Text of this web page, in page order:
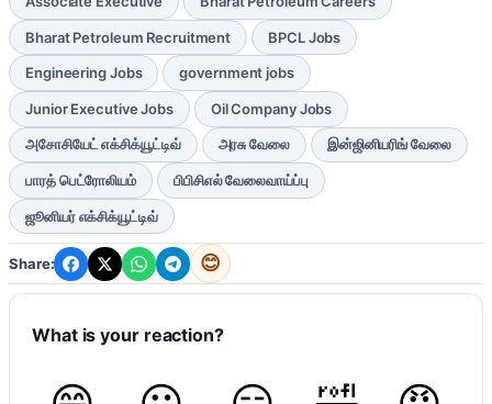
Bharat Petroleum Recruitment BPCL Jobs
Engineering Jobs government jobs
Junior Executive Jobs Oil Company Jobs
அசோசியேட் எக்சிக்யூட்டிவ் அரசு வேலை இன்ஜினியரிங் வேலை
பாரத் பெட்ரோலியம் பிபிசிஎல் வேலைவாய்ப்பு
ஜூனியர் எக்சிக்யூட்டிவ்
Share: 😊
What is your reaction?